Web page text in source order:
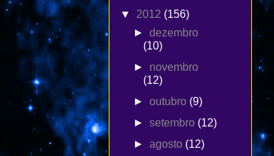
▼ 2012 (156)
►dezembro
(10)
► novembro
(12)
►outubro (9)
►setembro (12)
►agosto (12)